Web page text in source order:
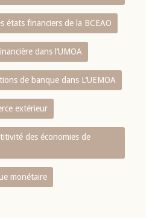
états financiers de la BCEAO
dans l‘UMOA
de banque dans L‘UEMOA
extérieur
des économies de
monétaire